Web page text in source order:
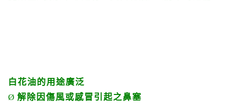
白花油的用途廣泛
Ø 解除因傷風或感冒引起之鼻塞